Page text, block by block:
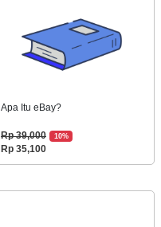
Apa Itu eBay?
Rp 39,000 10%
Rp 35,100